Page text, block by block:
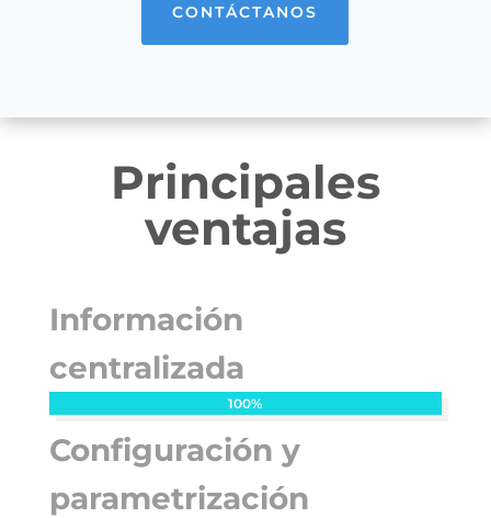
CONTÁCTANOS
Principales
ventajas
Información
centralizada
100%
100%
Configuración y
parametrización